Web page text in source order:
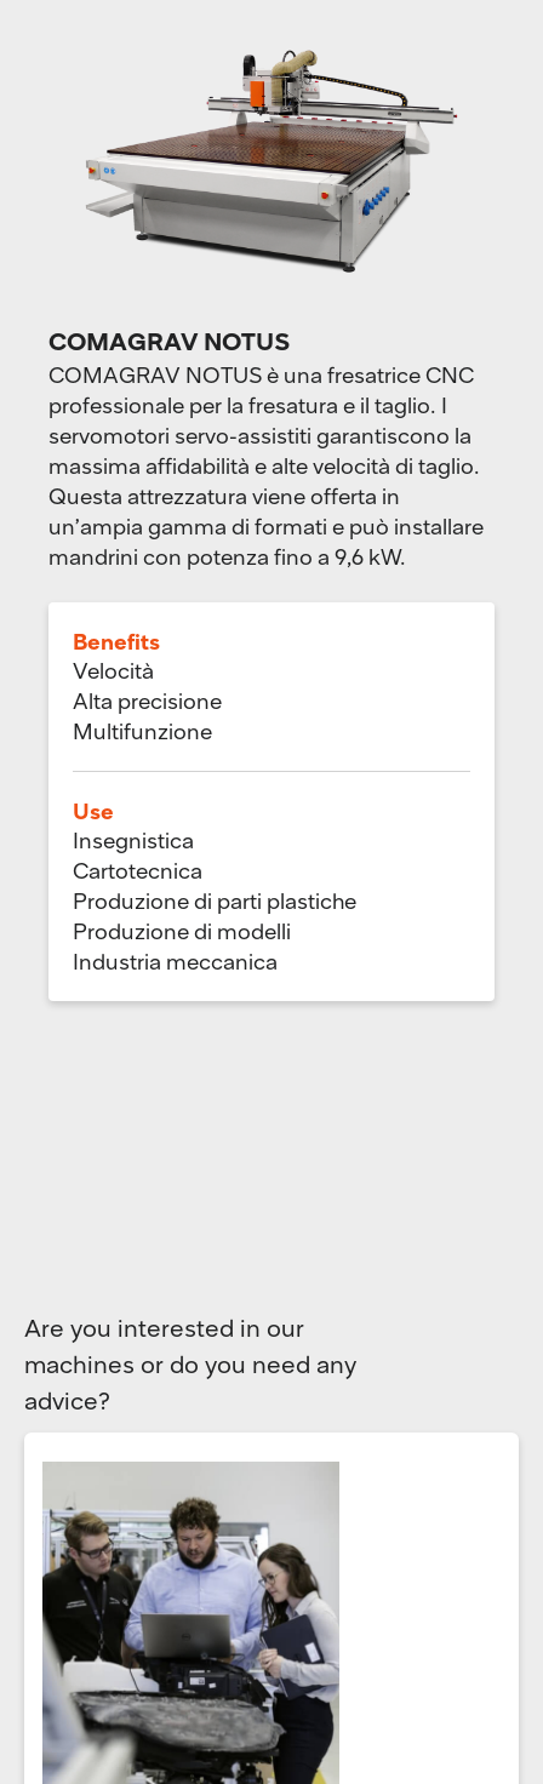
COMAGRAV NOTUS
COMAGRAV NOTUS è una fresatrice CNC
professionale per la fresatura e il taglio. I
servomotori servo-assistiti garantiscono la
massima affidabilità e alte velocità di taglio.
Questa attrezzatura viene offerta in
un’ampia gamma di formati e può installare
mandrini con potenza fino a 9,6 kW.
Benefits
Velocità
Alta precisione
Multifunzione
Use
Insegnistica
Cartotecnica
Produzione di parti plastiche
Produzione di modelli
Industria meccanica
Are you interested in our
machines or do you need any
advice?